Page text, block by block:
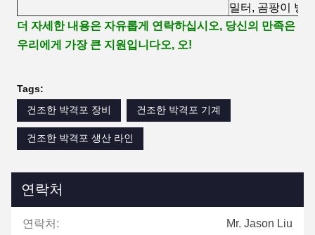
밀터, 곰팡이 방
더 자세한 내용은 자유롭게 연락하십시오, 당신의 만족은
우리에게 가장 큰 지원입니다오, 오!
Tags:
건조한 박격포 장비
건조한 박격포 기계
건조한 박격포 생산 라인
연락처
연락처: Mr. Jason Liu